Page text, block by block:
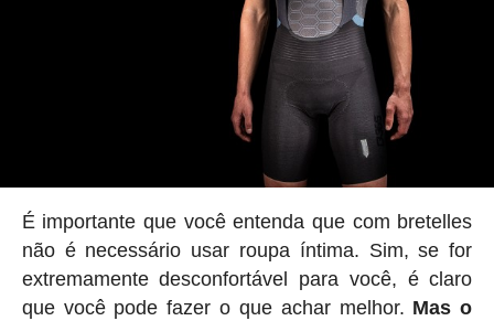
É importante que você entenda que com bretelles
não é necessário usar roupa íntima. Sim, se for
extremamente desconfortável para você, é claro
que você pode fazer o que achar melhor. Mas o